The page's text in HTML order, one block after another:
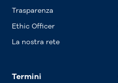
Trasparenza
Ethic Officer
La nostra rete
Termini